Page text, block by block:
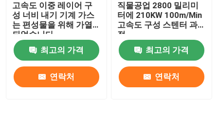
직물 완성 가공기
텐터 프레임 기계
직물 염색 기계
고속도 이중 레이어 구
성 너비 내기 기계 가스
는 편성물을 위해 가열
되었습니다
최고의 가격
연락처
직물공업 2800 밀리미
터에 210KW 100m/Min
고속도 구성 스텐터 과
정
최고의 가격
연락처